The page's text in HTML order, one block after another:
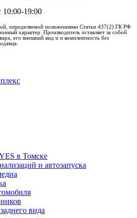
10:00-19:00
определяемой положениями Статьи 437(2) ГК РФ
характер. Производитель оставляет за собой
его внешний вид и и комплектность без
в Томске
и автозапуска
вида